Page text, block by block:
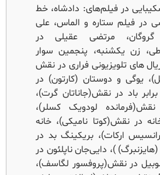
در فیلم‌های: دادشاه، خط
در فیلم ستاره و الماس، علی
مرتضی عقیلی در
زن یکشنبه، پنجمین سوار
های تلویزیونی فراری در نقش
یوگی و دوستان (کارتون) در
باد در نقش(جاناتان گرت)،
لودویک کسلر)،
در نقش(کوتا نامیکی)، خانه
ارکات)، بریکینگ بد در
)، دایی‌جان ناپلئون در
در نقش(پروفسور لگاسف)،